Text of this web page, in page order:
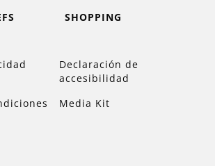
SHOPPING
Declaración de
accesibilidad
Media Kit